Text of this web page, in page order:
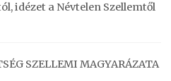
idézet a Névtelen Szellemtől
SZELLEMI MAGYARÁZATA